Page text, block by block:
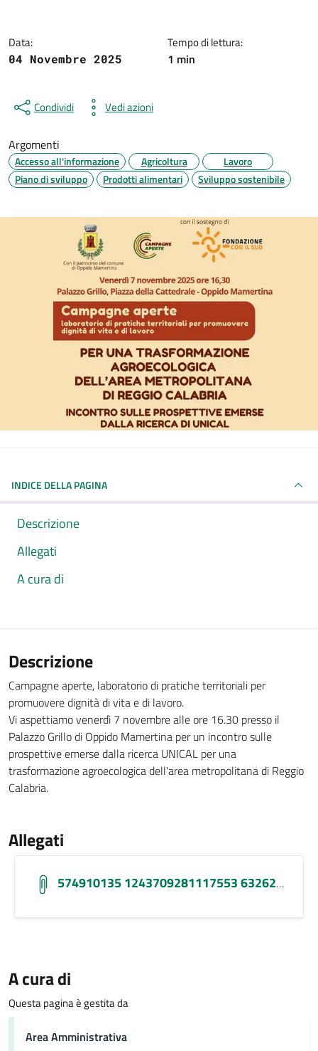
Data:
04 Novembre 2025
Tempo di lettura:
1 min
Condividi Vedi azioni
Argomenti
Accesso all'informazione Agricoltura
Lavoro
Piano di sviluppo
Prodotti alimentari Sviluppo sostenibile
INDICE DELLA PAGINA
Descrizione
Allegati
A cura di
Descrizione
Campagne aperte, laboratorio di pratiche territoriali per
promuovere dignità di vita e di lavoro.
Vi aspettiamo venerdì 7 novembre alle ore 16.30 presso il
Palazzo Grillo di Oppido Mamertina per un incontro sulle
prospettive emerse dalla ricerca UNICAL per una
trasformazione agroecologica dell'area metropolitana di Reggio
Calabria.
Allegati
574910135 1243709281117553 6326237099849201477 N
A cura di
Questa pagina è gestita da
Area Amministrativa